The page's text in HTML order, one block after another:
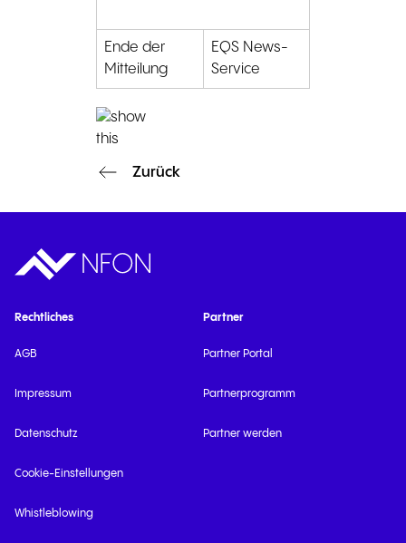
Ende der
Mitteilung
EQS News-
Service
Zurück
Rechtliches
AGB
Impressum
Datenschutz
Cookie-Einstellungen
Whistleblowing
Partner
Partner Portal
Partnerprogramm
Partner werden